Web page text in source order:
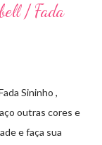
/ Fada
Sininho ,
outras cores e
e faça sua